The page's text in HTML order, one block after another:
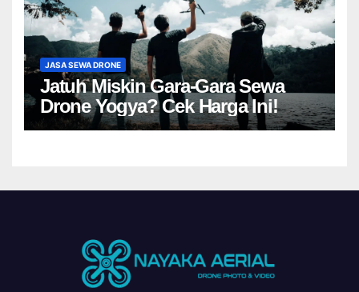
JASA SEWA DRONE
Jatuh Miskin Gara-Gara Sewa
Drone Yogya? Cek Harga Ini!